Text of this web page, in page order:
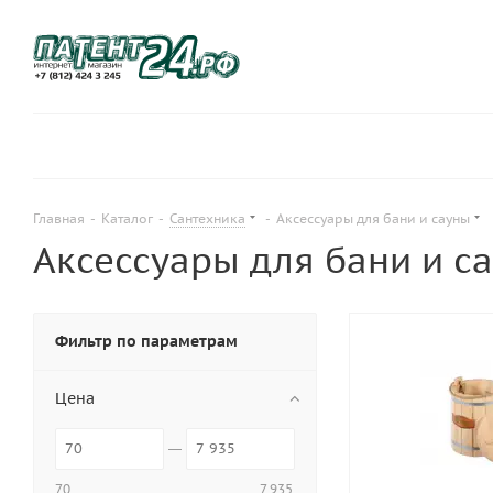
Главная - Каталог - Сантехника - Аксессуары для бани и сауны
Аксессуары для бани и
Фильтр по параметрам
Цена
70 7 935